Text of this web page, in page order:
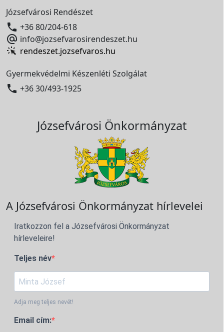
Józsefvárosi Rendészet
 +36 80/204-618
 info@jozsefvarosirendeszet.hu
rendeszet.jozsefvaros.hu
Gyermekvédelmi Készenléti Szolgálat
 +36 30/493-1925
Józsefvárosi Önkormányzat
A Józsefvárosi Önkormányzat hírlevelei
Iratkozzon fel a Józsefvárosi Önkormányzat
hírleveleire!
Teljes név
Adja meg teljes nevét!
Email cím: